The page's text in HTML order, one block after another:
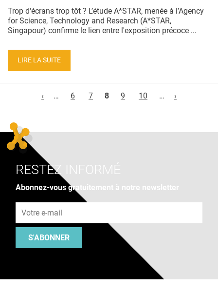
Trop d'écrans trop tôt ? L’étude A*STAR, menée à l’Agency
for Science, Technology and Research (A*STAR,
Singapour) confirme le lien entre l'exposition précoce ...
LIRE LA SUITE
‹
… 6 7 8 9 10 … ›
RESTEZ INFORMÉ
Abonnez-vous gratuitement à notre newsletter
S'ABONNER